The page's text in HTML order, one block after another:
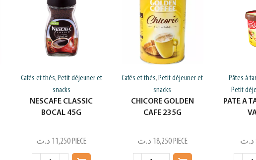
Cafés et thés, Petit déjeuner et
snacks
NESCAFE CLASSIC
BOCAL 45G
11,250 د.ت PIECE
Cafés et thés,Petit déjeuner et
snacks
CHICORE GOLDEN
CAFE 235G
18,250 د.ت PIECE
Pâtes à
Petit
PATE A
د.ت